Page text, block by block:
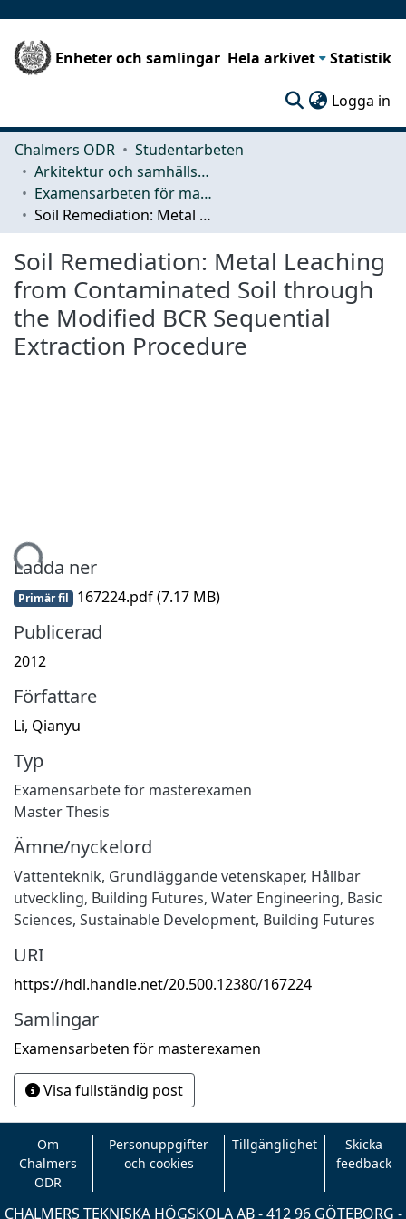
Enheter och samlingar Hela arkivet Statistik
Logga in
Chalmers ODR
Studentarbeten
Arkitektur och samhällsbyggnadsteknik (ACE)
Examensarbeten för masterexamen
Soil Remediation: Metal Leaching from Contaminated Soil through the Modified BCR Sequential Extraction Procedure
Soil Remediation: Metal Leaching
from Contaminated Soil through
the Modified BCR Sequential
Extraction Procedure
Hämtar...
Ladda ner
Primär fil 167224.pdf(7.17 MB)
Publicerad
2012
Författare
Li, Qianyu
Typ
Examensarbete för masterexamen
Master Thesis
Ämne/nyckelord
Vattenteknik, Grundläggande vetenskaper, Hållbar
utveckling, Building Futures, Water Engineering, Basic
Sciences, Sustainable Development, Building Futures
URI
https://hdl.handle.net/20.500.12380/167224
Samlingar
Examensarbeten för masterexamen
Visa fullständig post
Om
Chalmers
ODR
Personuppgifter
och cookies
Tillgänglighet
Skicka
feedback
CHALMERS TEKNISKA HÖGSKOLA AB - 412 96 GÖTEBORG -